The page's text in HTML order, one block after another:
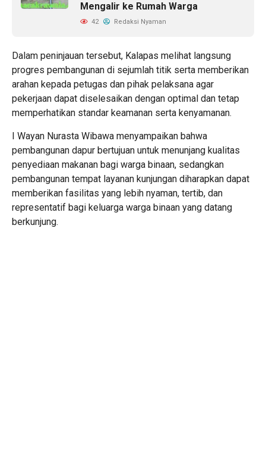
Mengalir ke Rumah Warga
42 Redaksi Nyaman
Dalam peninjauan tersebut, Kalapas melihat langsung
progres pembangunan di sejumlah titik serta memberikan
arahan kepada petugas dan pihak pelaksana agar
pekerjaan dapat diselesaikan dengan optimal dan tetap
memperhatikan standar keamanan serta kenyamanan.
I Wayan Nurasta Wibawa menyampaikan bahwa
pembangunan dapur bertujuan untuk menunjang kualitas
penyediaan makanan bagi warga binaan, sedangkan
pembangunan tempat layanan kunjungan diharapkan dapat
memberikan fasilitas yang lebih nyaman, tertib, dan
representatif bagi keluarga warga binaan yang datang
berkunjung.